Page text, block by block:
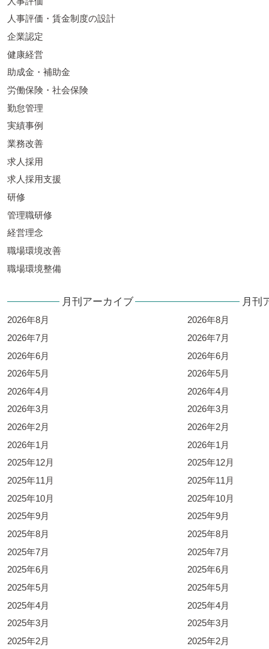
人事評価・賃金制度の設計
企業認定
健康経営
助成金・補助金
労働保険・社会保険
勤怠管理
実績事例
業務改善
求人採用
求人採用支援
研修
管理職研修
経営理念
職場環境改善
職場環境整備
月刊アーカイブ
2026年8月
2026年7月
2026年6月
2026年5月
2026年4月
2026年3月
2026年2月
2026年1月
2025年12月
2025年11月
2025年10月
2025年9月
2025年8月
2025年7月
2025年6月
2025年5月
2025年4月
2025年3月
2025年2月
月刊
2026年8月
2026年7月
2026年6月
2026年5月
2026年4月
2026年3月
2026年2月
2026年1月
2025年12月
2025年11月
2025年10月
2025年9月
2025年8月
2025年7月
2025年6月
2025年5月
2025年4月
2025年3月
2025年2月